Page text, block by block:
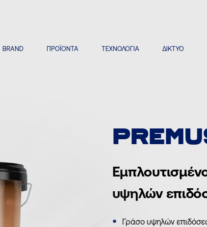
BRAND ΠΡΟΪΟΝΤΑ ΤΕΧΝΟΛΟΓΙΑ ΔΙΚΤΥΟ
υψηλών
Γράσο υψηλών